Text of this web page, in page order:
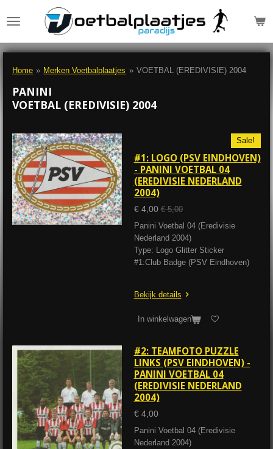
direct
de
Home » Merken Voetbalplaatjes » VOETBAL (EREDIVISIE) 2004
PANINI
VOETBAL (EREDIVISIE) 2004
Sale!
#1: LOGO (PSV EINDHOVEN)
- PANINI VOETBAL 04
(EREDIVISIE NEDERLAND
2004)
€ 4,00 € 5,00
Panini Voetbal 04 (Eredivisie
Nederland 2004)
Type: Logo Glitter Sticker
#1:Club Badge (PSV Eindhoven)
Bekijk details
In winkelwagen
#2: TEAMFOTO PUZZLE
LINKS (PSV EINDHOVEN) -
PANINI VOETBAL 04
(EREDIVISIE NEDERLAND
2004)
€ 4,00
Panini Voetbal 04 (Eredivisie
Nederland 2004)